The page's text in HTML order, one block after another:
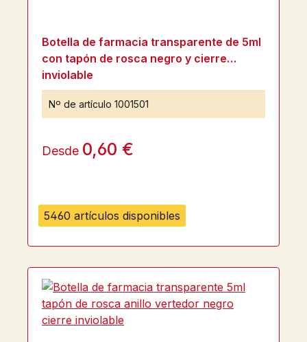
5460 artículos disponibles
Botella de farmacia transparente de 5ml
con tapón de rosca negro y cierre
inviolable
Nº de artículo 1001501
Desde 0,60 €